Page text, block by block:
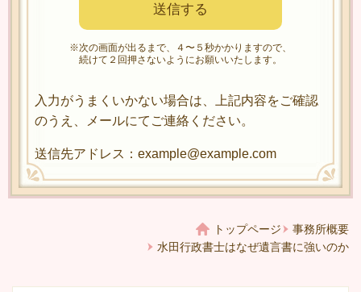
※次の画面が出るまで、４〜５秒かかりますので、
続けて２回押さないようにお願いいたします。
入力がうまくいかない場合は、上記内容をご確認
のうえ、メールにてご連絡ください。
送信先アドレス：example@example.com
トップページ
事務所概要
水田行政書士はなぜ遺言書に強いのか